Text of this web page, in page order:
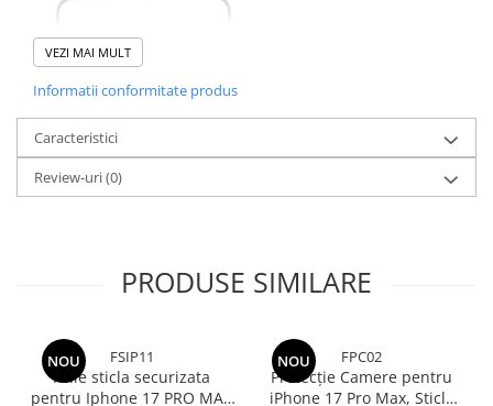
VEZI MAI MULT
Informatii conformitate produs
Caracteristici
Review-uri(0)
PRODUSE SIMILARE
NOU FSIP11
Folie sticla securizata
pentru Iphone 17 PRO MAX
NOU FPC02
Protecție Camere pentru
iPhone 17 Pro Max, Sticlă